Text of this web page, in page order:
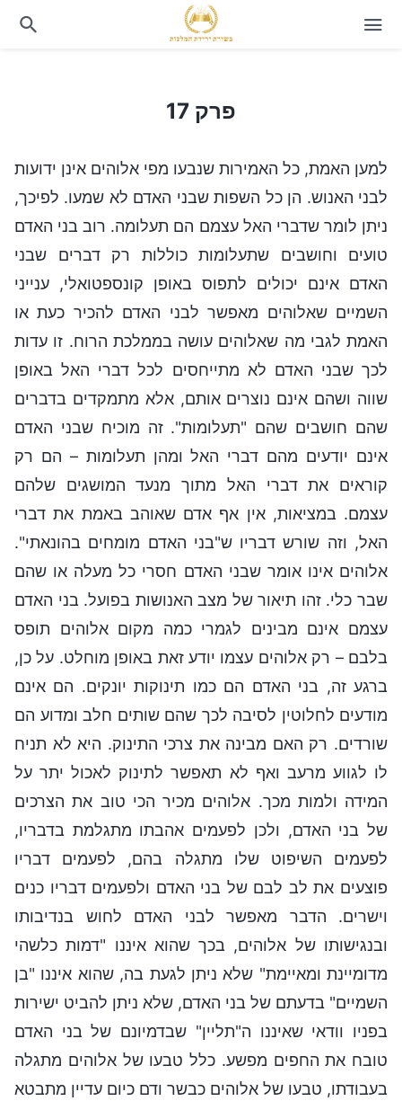
פרק 17
פרק 17
למען האמת, כל האמירות שנבעו מפי אלוהים אינן ידועות
לבני האנוש. הן כל השפות שבני האדם לא שמעו. לפיכך,
ניתן לומר שדברי האל עצמם הם תעלומה. רוב בני האדם
טועים וחושבים שתעלומות כוללות רק דברים שבני
האדם אינם יכולים לתפוס באופן קונספטואלי, ענייני
השמיים שאלוהים מאפשר לבני האדם להכיר כעת או
האמת לגבי מה שאלוהים עושה בממלכת הרוח. זו עדות
לכך שבני האדם לא מתייחסים לכל דברי האל באופן
שווה ושהם אינם נוצרים אותם, אלא מתמקדים בדברים
שהם חושבים שהם "תעלומות". זה מוכיח שבני האדם
אינם יודעים מהם דברי האל ומהן תעלומות – הם רק
קוראים את דברי האל מתוך מנעד המושגים שלהם
עצמם. במציאות, אין אף אדם שאוהב באמת את דברי
האל, וזה שורש דבריו ש"בני האדם מומחים בהונאתי".
אלוהים אינו אומר שבני האדם חסרי כל מעלה או שהם
שבר כלי. זהו תיאור של מצב האנושות בפועל. בני האדם
עצמם אינם מבינים לגמרי כמה מקום אלוהים תופס
בלבם – רק אלוהים עצמו יודע זאת באופן מוחלט. על כן,
ברגע זה, בני האדם הם כמו תינוקות יונקים. הם אינם
מודעים לחלוטין לסיבה לכך שהם שותים חלב ומדוע הם
שורדים. רק האם מבינה את צרכי התינוק. היא לא תניח
לו לגווע מרעב ואף לא תאפשר לתינוק לאכול יתר על
המידה ולמות מכך. אלוהים מכיר הכי טוב את הצרכים
של בני האדם, ולכן לפעמים אהבתו מתגלמת בדבריו,
לפעמים השיפוט שלו מתגלה בהם, לפעמים דבריו
פוצעים את לב לבם של בני האדם ולפעמים דבריו כנים
וישרים. הדבר מאפשר לבני האדם לחוש בנדיבותו
ובנגישותו של אלוהים, בכך שהוא איננו "דמות כלשהי
מדומיינת ומאיימת" שלא ניתן לגעת בה, שהוא איננו "בן
השמיים" בדעתם של בני האדם, שלא ניתן להביט ישירות
בפניו וודאי שאיננו ה"תליין" שבדמיונם של בני האדם
טובח את החפים מפשע. כלל טבעו של אלוהים מתגלה
בעבודתו, טבעו של אלוהים כבשר ודם כיום עדיין מתבטא